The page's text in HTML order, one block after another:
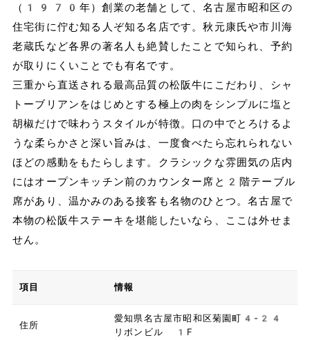
（1970年）創業の老舗として、名古屋市昭和区の
住宅街に佇む知る人ぞ知る名店です。秋元康氏や市川海
老蔵氏など各界の著名人も絶賛したことで知られ、予約
が取りにくいことでも有名です。
三重から直送される最高品質の松阪牛にこだわり、シャ
トーブリアンをはじめとする極上の肉をシンプルに塩と
胡椒だけで味わうスタイルが特徴。口の中でとろけるよ
うな柔らかさと深い旨みは、一度食べたら忘れられない
ほどの感動をもたらします。クラシックな雰囲気の店内
にはオープンキッチン前のカウンター席と2階テーブル
席があり、温かみのある接客も名物のひとつ。名古屋で
本物の松阪牛ステーキを堪能したいなら、ここは外せま
せん。
項目 情報
住所
愛知県名古屋市昭和区菊園町4-24
リボンビル 1F